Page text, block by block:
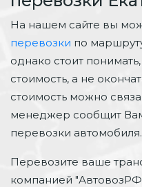
На нашем сайте вы
перевозки по
однако стоит
стоимость, а не
стоимость можно
менеджер сообщит
перевозки автомобиля.
Перевозите ваше
компанией